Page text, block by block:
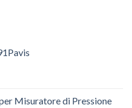
Misuratore di Pressione